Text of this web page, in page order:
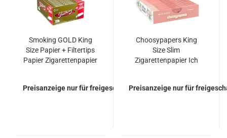
Smoking GOLD King
Size Papier + Filtertips
Papier Zigarettenpapier
Preisanzeige nur für freigeschaltete Kunden
Choosypapers King
Size Slim
Zigarettenpapier Ich
Preisanzeige nur für